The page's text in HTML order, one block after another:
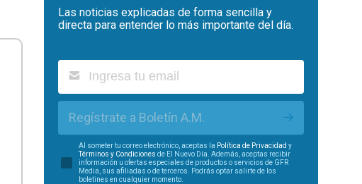
Las noticias explicadas de forma sencilla y
directa para entender lo más importante del día.
Regístrate a Boletín A.M.
Al someter tu correo electrónico, aceptas la Política de Privacidad y
Términos y Condiciones de El Nuevo Día. Además, aceptas recibir
información u ofertas especiales de productos o servicios de GFR
Media, sus afiliadas o de terceros. Podrás optar salirte de los
boletines en cualquier momento.